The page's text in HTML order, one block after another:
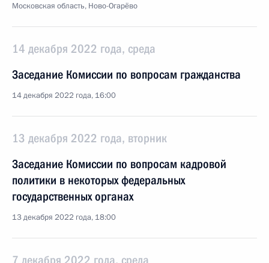
Московская область, Ново-Огарёво
14 декабря 2022 года, среда
Заседание Комиссии по вопросам гражданства
14 декабря 2022 года, 16:00
13 декабря 2022 года, вторник
Заседание Комиссии по вопросам кадровой
политики в некоторых федеральных
государственных органах
13 декабря 2022 года, 18:00
7 декабря 2022 года, среда